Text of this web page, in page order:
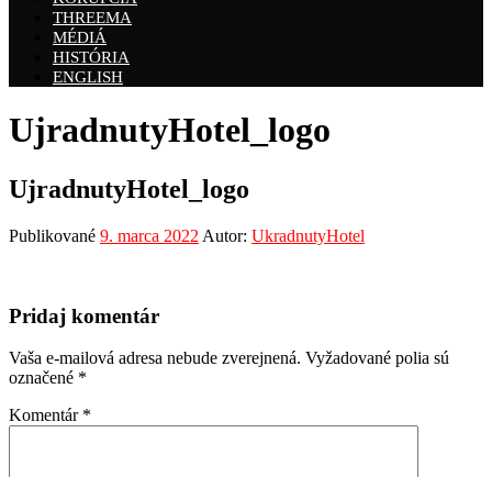
THREEMA
MÉDIÁ
HISTÓRIA
ENGLISH
UjradnutyHotel_logo
UjradnutyHotel_logo
Publikované 9. marca 2022 Autor: UkradnutyHotel
Pridaj komentár
Vaša e-mailová adresa nebude zverejnená. Vyžadované polia sú
označené *
Komentár *